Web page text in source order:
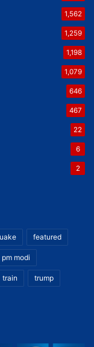
1,562
1,259
1,198
1,079
646
467
22
6
2
featured
pm modi
train trump